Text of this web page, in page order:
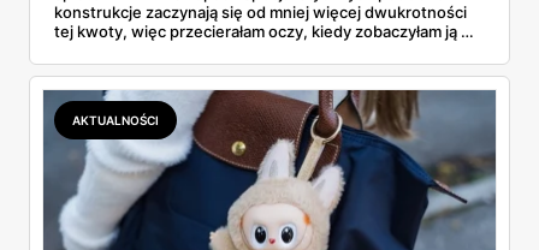
konstrukcje zaczynają się od mniej więcej dwukrotności
tej kwoty, więc przecierałam oczy, kiedy zobaczyłam ją w
najszybciej rosnący sport w Polsce: kortów przybywa
lawinowo, a chętnych jeszcze szybciej. Sprawdziłam, co
dokładnie dostajemy za te pieniądze i komu taka rakieta
faktycznie wystarczy.
AKTUALNOŚCI